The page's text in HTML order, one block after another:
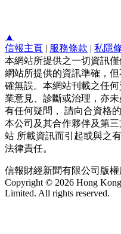
▲
信報主頁 | 服務條款 | 私隱
本網站所提供之一切資訊
網站所提供的資訊準確，
確無誤。本網站刊載之任
業意見、診斷或治理，亦
有任何疑問， 請向合資格的
本公司及其合作夥伴及第
站 所載資訊而引起或與之
法律責任。
信報財經新聞有限公司版權
Copyright © 2026 Hong
Limited. All rights reserved.